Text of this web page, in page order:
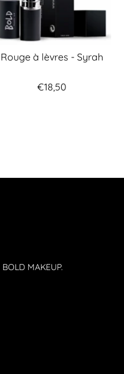
Rouge à lèvres - Syrah
€18,50
BOLD MAKEUP.